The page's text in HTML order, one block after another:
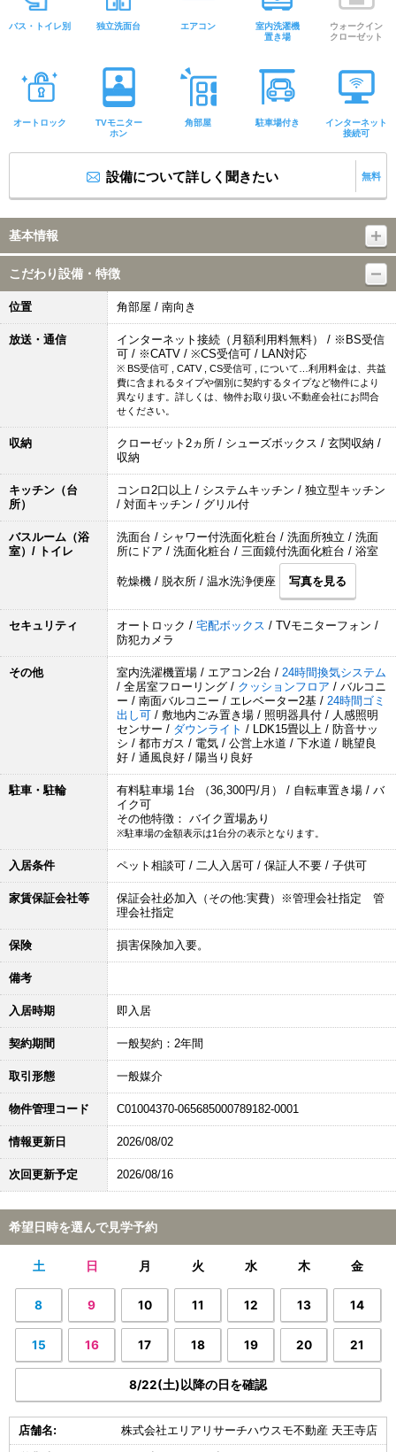
バス・トイレ別 独立洗面台 エアコン
室内洗濯機
置き場
ウォークイン
クローゼット
オートロック
TVモニター
ホン
角部屋 駐車場付き
インターネット
接続可
設備について詳しく聞きたい 無料
基本情報
こだわり設備・特徴
位置 角部屋 / 南向き
放送・通信
インターネット接続（月額利用料無料） / ※BS受信
可 / ※CATV / ※CS受信可 / LAN対応
※ BS受信可 , CATV , CS受信可 , について…利用料金は、共益
費に含まれるタイプや個別に契約するタイプなど物件により
異なります。詳しくは、物件お取り扱い不動産会社にお問合
せください。
収納
クローゼット2ヵ所 / シューズボックス / 玄関収納 /
収納
キッチン（台
所）
コンロ2口以上 / システムキッチン / 独立型キッチン
/ 対面キッチン / グリル付
バスルーム（浴
室）/ トイレ
洗面台 / シャワー付洗面化粧台 / 洗面所独立 / 洗面
所にドア / 洗面化粧台 / 三面鏡付洗面化粧台 / 浴室
乾燥機 / 脱衣所 / 温水洗浄便座 写真を見る
セキュリティ オートロック / 宅配ボックス / TVモニターフォン /
防犯カメラ
その他 室内洗濯機置場 / エアコン2台 / 24時間換気システム
/ 全居室フローリング / クッションフロア / バルコニ
ー / 南面バルコニー / エレベーター2基 / 24時間ゴミ
出し可 / 敷地内ごみ置き場 / 照明器具付 / 人感照明
センサー / ダウンライト / LDK15畳以上 / 防音サッ
シ / 都市ガス / 電気 / 公営上水道 / 下水道 / 眺望良
好 / 通風良好 / 陽当り良好
駐車・駐輪
有料駐車場 1台 （36,300円/月） / 自転車置き場 / バ
イク可
その他特徴： バイク置場あり
※駐車場の金額表示は1台分の表示となります。
入居条件 ペット相談可 / 二人入居可 / 保証人不要 / 子供可
家賃保証会社等
保証会社必加入（その他:実費）※管理会社指定 管
理会社指定
保険 損害保険加入要。
備考
入居時期 即入居
契約期間 一般契約：2年間
取引形態 一般媒介
物件管理コード C01004370-065685000789182-0001
情報更新日 2026/08/02
次回更新予定 2026/08/16
希望日時を選んで見学予約
土 日 月 火 水 木 金
8 9 10 11 12 13 14
15 16 17 18 19 20 21
8/22(土)以降の日を確認
店舗名: 株式会社エリアリサーチハウスモ不動産 天王寺店